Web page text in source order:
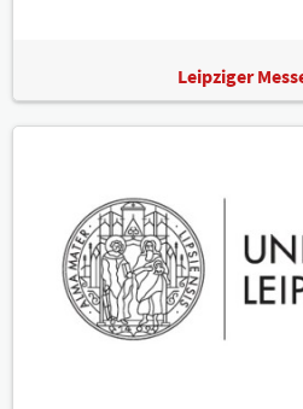
Leipziger